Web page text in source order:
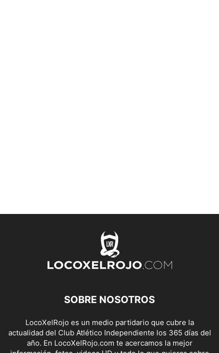
SOBRE NOSOTROS
LocoXelRojo es un medio partidario que cubre la
actualidad del Club Atlético Independiente los 365 días del
año. En LocoXelRojo.com te acercamos la mejor